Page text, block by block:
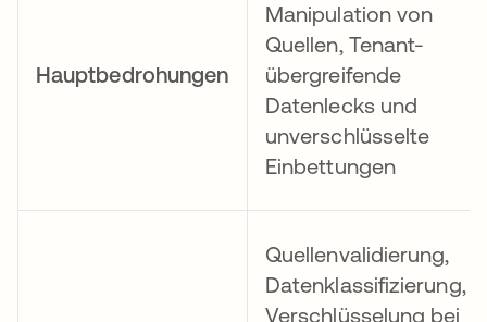
Hauptbedrohungen
Manipulation von
Quellen, Tenant-
übergreifende
Datenlecks und
unverschlüsselte
Einbettungen
Quellenvalidierung,
Datenklassifizierung,
Verschlüsselung bei